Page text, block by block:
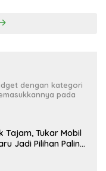
dengan kategori
pada
Tajam, Tukar Mobil
Jadi Pilihan Paling